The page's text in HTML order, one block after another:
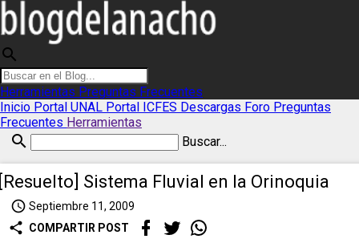
search
Herramientas Preguntas Frecuentes
Inicio Portal UNAL Portal ICFES Descargas Foro Preguntas
Frecuentes Herramientas
search Buscar...
Sistema Fluvial en la Orinoquia
access_time Septiembre 11, 2009
share COMPARTIR POST